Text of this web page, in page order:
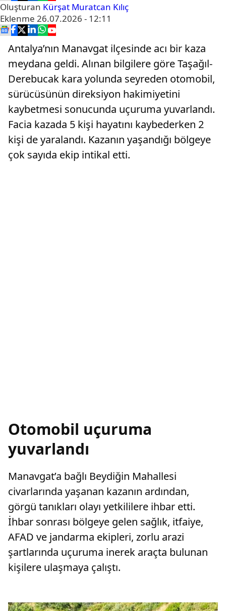
Oluşturan Kürşat Muratcan Kılıç
Eklenme 26.07.2026 - 12:11
Antalya’nın Manavgat ilçesinde acı bir kaza
meydana geldi. Alınan bilgilere göre Taşağıl-
Derebucak kara yolunda seyreden otomobil,
sürücüsünün direksiyon hakimiyetini
kaybetmesi sonucunda uçuruma yuvarlandı.
Facia kazada 5 kişi hayatını kaybederken 2
kişi de yaralandı. Kazanın yaşandığı bölgeye
çok sayıda ekip intikal etti.
Otomobil uçuruma
yuvarlandı
Manavgat’a bağlı Beydiğin Mahallesi
civarlarında yaşanan kazanın ardından,
görgü tanıkları olayı yetkililere ihbar etti.
İhbar sonrası bölgeye gelen sağlık, itfaiye,
AFAD ve jandarma ekipleri, zorlu arazi
şartlarında uçuruma inerek araçta bulunan
kişilere ulaşmaya çalıştı.